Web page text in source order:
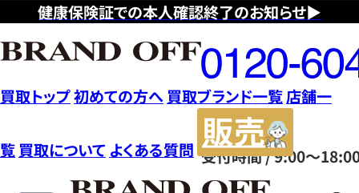
健康保険証での本人確認終了のお知らせ▶
フ
リ
ー
ダ
イ
ヤ
ル
0120604117
受付時間 / 9:00～
買取トップ初めての方へ 買取ブランド一覧店舗一
覧 買取について よくある質問
サ